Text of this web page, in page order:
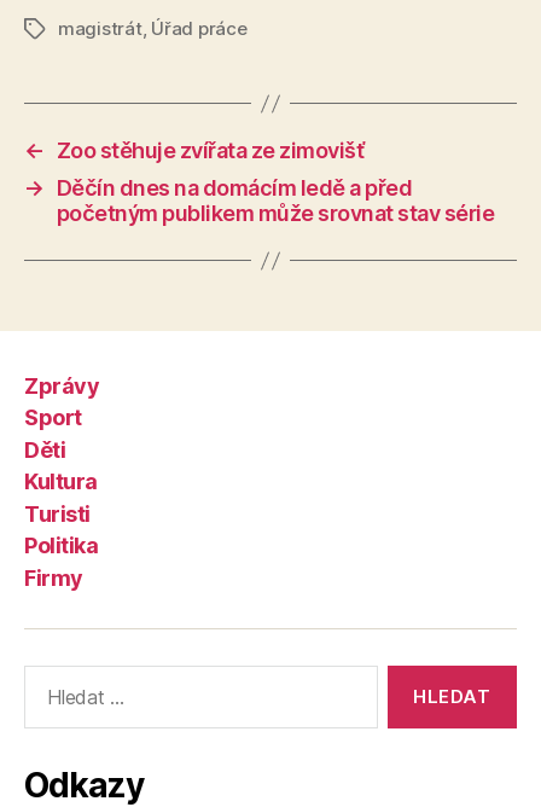
Štítkymagistrát, Úřad práce
←
Zoo stěhuje zvířata ze zimovišť
→
Děčín dnes na domácím ledě a před
početným publikem může srovnat stav série
Zprávy
Sport
Děti
Kultura
Turisti
Politika
Firmy
vyhledávání:
Odkazy